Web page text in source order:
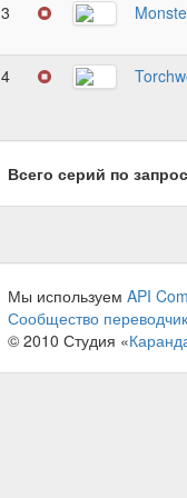
3
4
Всего серий по
Мы используем API
Сообщество
© 2010 Студия «